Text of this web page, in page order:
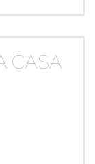
CASA